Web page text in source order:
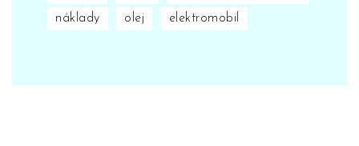
náklady olej elektromobil